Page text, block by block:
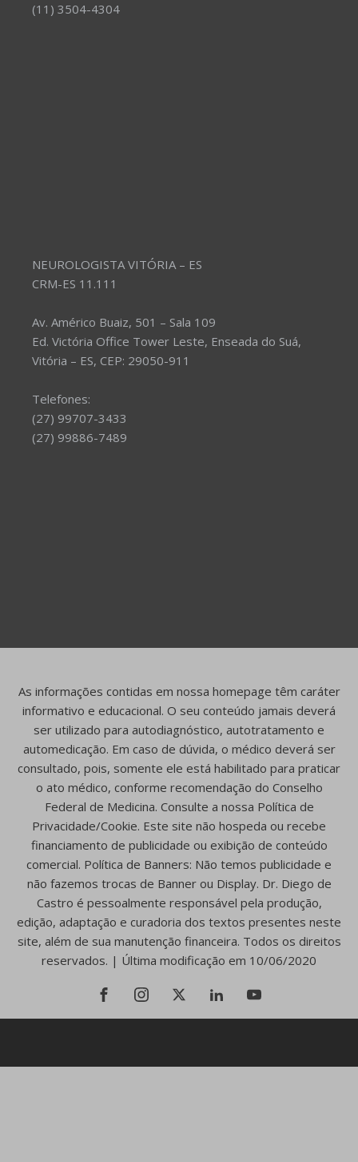
(11) 3504-4304
NEUROLOGISTA VITÓRIA – ES
CRM-ES 11.111
Av. Américo Buaiz, 501 – Sala 109
Ed. Victória Office Tower Leste, Enseada do Suá,
Vitória – ES, CEP: 29050-911
Telefones:
(27) 99707-3433
(27) 99886-7489
As informações contidas em nossa homepage têm caráter
informativo e educacional. O seu conteúdo jamais deverá
ser utilizado para autodiagnóstico, autotratamento e
automedicação. Em caso de dúvida, o médico deverá ser
consultado, pois, somente ele está habilitado para praticar
o ato médico, conforme recomendação do Conselho
Federal de Medicina. Consulte a nossa Política de
Privacidade/Cookie. Este site não hospeda ou recebe
financiamento de publicidade ou exibição de conteúdo
comercial. Política de Banners: Não temos publicidade e
não fazemos trocas de Banner ou Display. Dr. Diego de
Castro é pessoalmente responsável pela produção,
edição, adaptação e curadoria dos textos presentes neste
site, além de sua manutenção financeira. Todos os direitos
reservados. | Última modificação em 10/06/2020